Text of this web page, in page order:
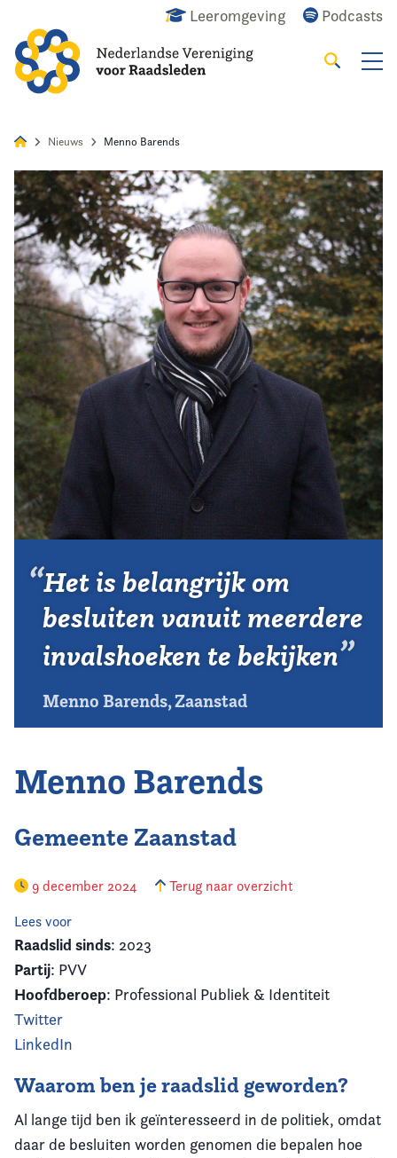
Leeromgeving Podcasts
Zoeken
Home
Agenda
Nieuws
Opleiding & Ontwikkeling
Kennis & Informatie
Vereniging
Contact
Nieuws Menno Barends
Het is belangrijk om
besluiten vanuit meerdere
invalshoeken te bekijken
Menno Barends, Zaanstad
Menno Barends
Gemeente Zaanstad
9 december 2024 Terug naar overzicht
Lees voor
Raadslid sinds: 2023
Partij: PVV
Hoofdberoep: Professional Publiek & Identiteit
Twitter
LinkedIn
Waarom ben je raadslid geworden?
Al lange tijd ben ik geïnteresseerd in de politiek, omdat
daar de besluiten worden genomen die bepalen hoe